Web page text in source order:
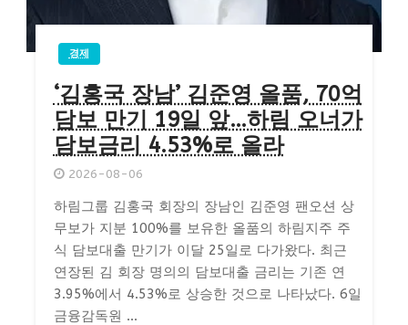
경제
‘김홍국 장남’ 김준영 올품, 70억
담보 만기 19일 앞…하림 오너가
담보금리 4.53%로 올라
2026-08-06
하림그룹 김홍국 회장의 장남인 김준영 팬오션 상
무보가 지분 100%를 보유한 올품의 하림지주 주
식 담보대출 만기가 이달 25일로 다가왔다. 최근
연장된 김 회장 명의의 담보대출 금리는 기존 연
3.95%에서 4.53%로 상승한 것으로 나타났다. 6일
금융감독원 ...